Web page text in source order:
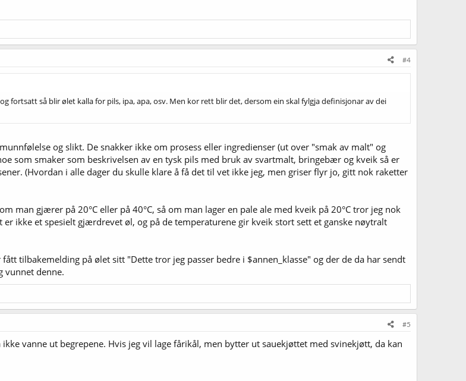
#4
fortsatt så blir ølet kalla for pils, ipa, apa, osv. Men kor rett blir det, dersom ein skal fylgja definisjonar av dei
og slikt. De snakker ikke om prosess eller ingredienser (ut over "smak av malt" og
som smaker som beskrivelsen av en tysk pils med bruk av svartmalt, bringebær og kveik så er
(Hvordan i alle dager du skulle klare å få det til vet ikke jeg, men griser flyr jo, gitt nok raketter
man gjærer på 20°C eller på 40°C, så om man lager en pale ale med kveik på 20°C tror jeg nok
ikke et spesielt gjærdrevet øl, og på de temperaturene gir kveik stort sett et ganske nøytralt
tilbakemelding på ølet sitt "Dette tror jeg passer bedre i $annen_klasse" og der de da har sendt
vunnet denne.
#5
vanne ut begrepene. Hvis jeg vil lage fårikål, men bytter ut sauekjøttet med svinekjøtt, da kan